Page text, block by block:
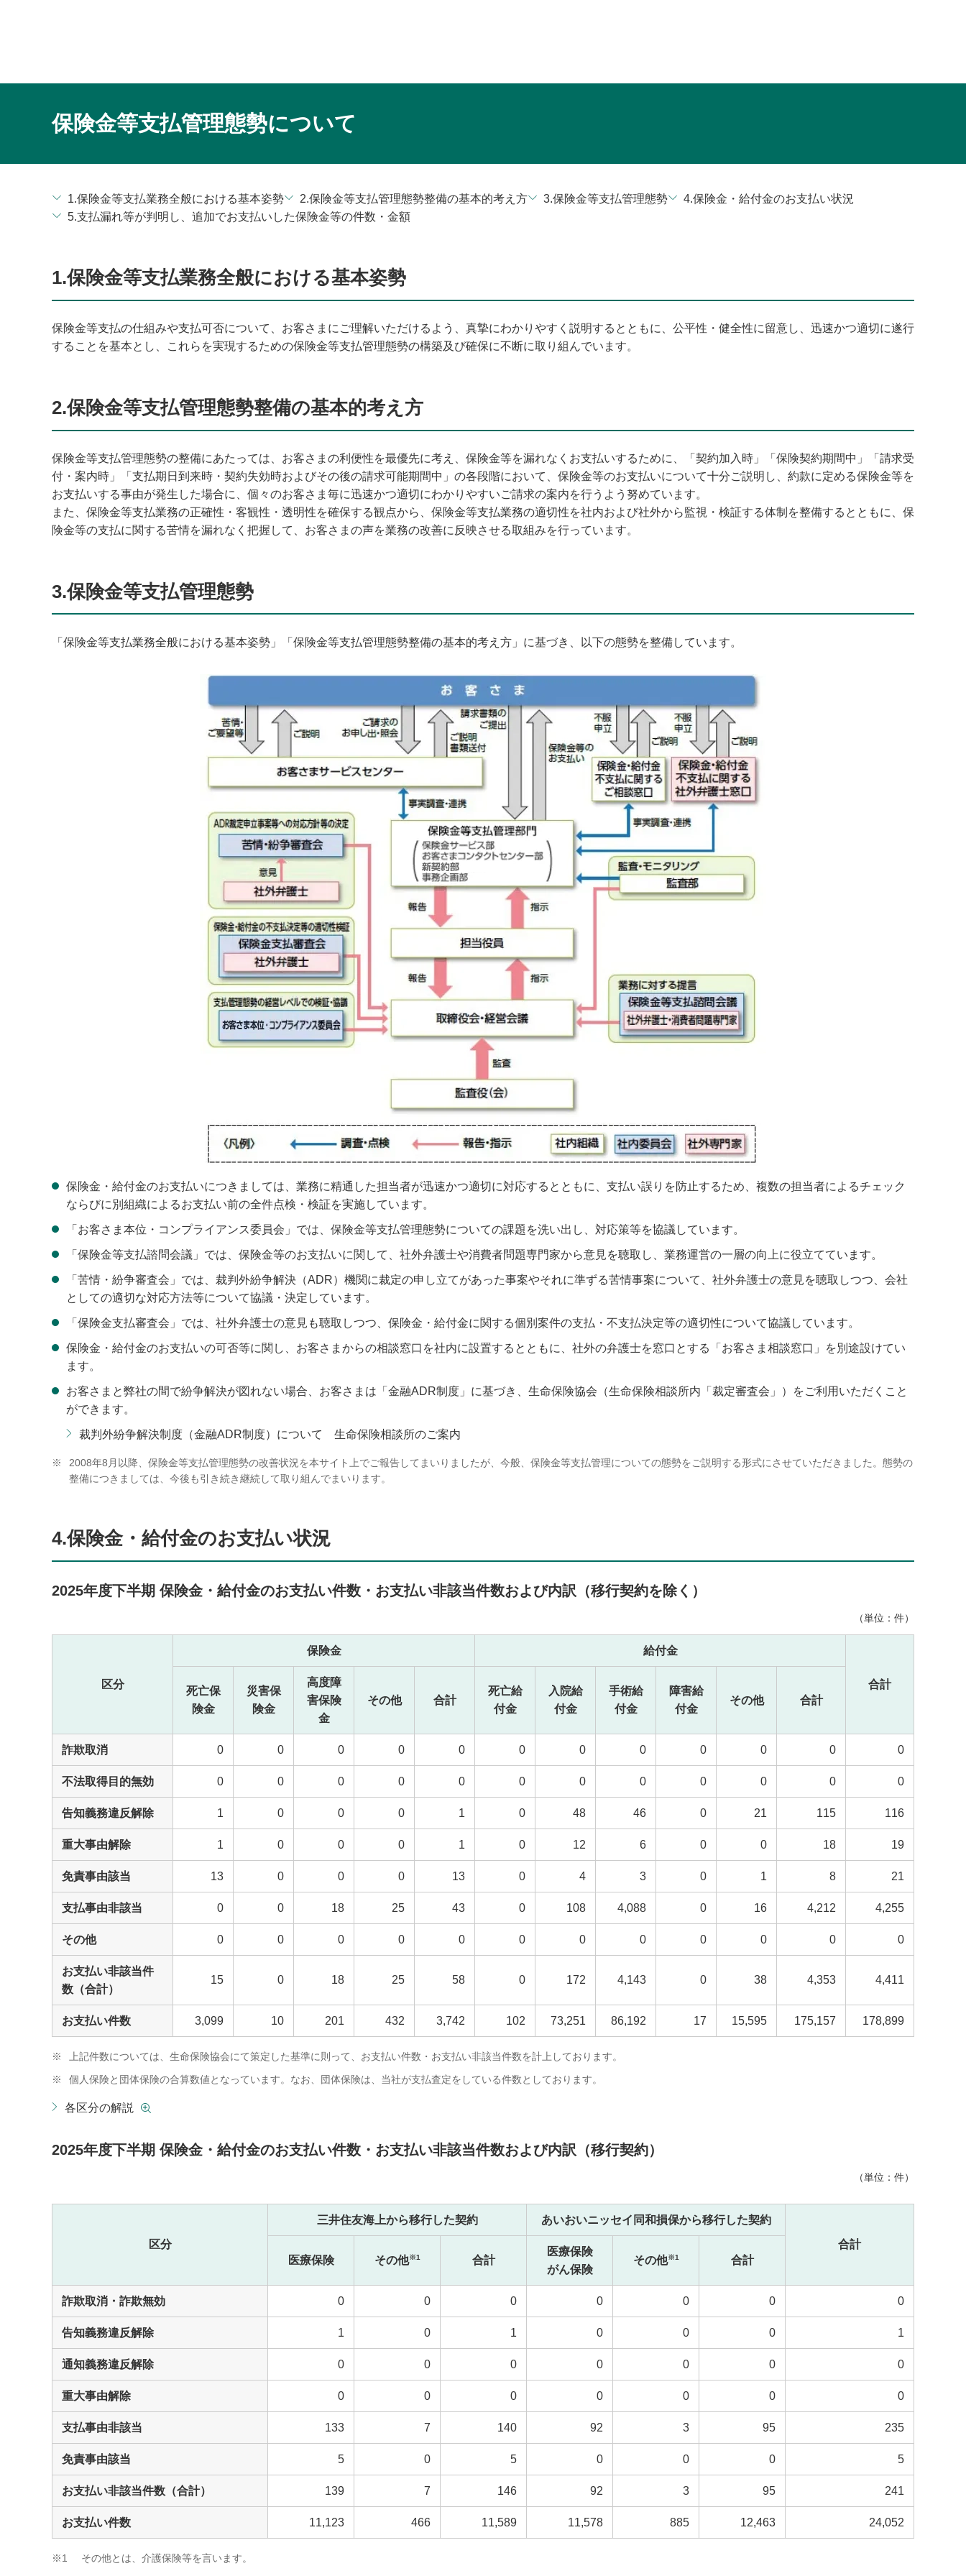
保険金等支払管理態勢について
1.保険金等支払業務全般における基本姿勢 2.保険金等支払管理態勢整備の基本的考え方 3.保険金等支払管理態勢
4.保険金・給付金のお支払い状況
5.支払漏れ等が判明し、追加でお支払いした保険金等の件数・金額
1.保険金等支払業務全般における基本姿勢
保険金等支払の仕組みや支払可否について、お客さまにご理解いただけるよう、真摯にわかりやすく説明するとともに、公平性・健全性に留意し、迅速かつ適切に遂行
することを基本とし、これらを実現するための保険金等支払管理態勢の構築及び確保に不断に取り組んでいます。
2.保険金等支払管理態勢整備の基本的考え方
保険金等支払管理態勢の整備にあたっては、お客さまの利便性を最優先に考え、保険金等を漏れなくお支払いするために、「契約加入時」「保険契約期間中」「請求受
付・案内時」「支払期日到来時・契約失効時およびその後の請求可能期間中」の各段階において、保険金等のお支払いについて十分ご説明し、約款に定める保険金等を
お支払いする事由が発生した場合に、個々のお客さま毎に迅速かつ適切にわかりやすいご請求の案内を行うよう努めています。
また、保険金等支払業務の正確性・客観性・透明性を確保する観点から、保険金等支払業務の適切性を社内および社外から監視・検証する体制を整備するとともに、保
険金等の支払に関する苦情を漏れなく把握して、お客さまの声を業務の改善に反映させる取組みを行っています。
3.保険金等支払管理態勢
「保険金等支払業務全般における基本姿勢」「保険金等支払管理態勢整備の基本的考え方」に基づき、以下の態勢を整備しています。
保険金・給付金のお支払いにつきましては、業務に精通した担当者が迅速かつ適切に対応するとともに、支払い誤りを防止するため、複数の担当者によるチェック
ならびに別組織によるお支払い前の全件点検・検証を実施しています。
「お客さま本位・コンプライアンス委員会」では、保険金等支払管理態勢についての課題を洗い出し、対応策等を協議しています。
「保険金等支払諮問会議」では、保険金等のお支払いに関して、社外弁護士や消費者問題専門家から意見を聴取し、業務運営の一層の向上に役立てています。
「苦情・紛争審査会」では、裁判外紛争解決（ADR）機関に裁定の申し立てがあった事案やそれに準ずる苦情事案について、社外弁護士の意見を聴取しつつ、会社
としての適切な対応方法等について協議・決定しています。
「保険金支払審査会」では、社外弁護士の意見も聴取しつつ、保険金・給付金に関する個別案件の支払・不支払決定等の適切性について協議しています。
保険金・給付金のお支払いの可否等に関し、お客さまからの相談窓口を社内に設置するとともに、社外の弁護士を窓口とする「お客さま相談窓口」を別途設けてい
ます。
お客さまと弊社の間で紛争解決が図れない場合、お客さまは「金融ADR制度」に基づき、生命保険協会（生命保険相談所内「裁定審査会」）をご利用いただくこと
ができます。
裁判外紛争解決制度（金融ADR制度）について 生命保険相談所のご案内
※
2008年8月以降、保険金等支払管理態勢の改善状況を本サイト上でご報告してまいりましたが、今般、保険金等支払管理についての態勢をご説明する形式にさせていただきました。態勢の
整備につきましては、今後も引き続き継続して取り組んでまいります。
4.保険金・給付金のお支払い状況
2025年度下半期 保険金・給付金のお支払い件数・お支払い非該当件数および内訳（移行契約を除く）
（単位：件）
区分
保険金 給付金
合計
死亡保
険金
災害保
険金
高度障
害保険
金
その他 合計
死亡給
付金
入院給
付金
手術給
付金
障害給
付金
その他 合計
詐欺取消 0 0 0 0 0 0 0 0 0 0 0 0
不法取得目的無効 0 0 0 0 0 0 0 0 0 0 0 0
告知義務違反解除 1 0 0 0 1 0 48 46 0 21 115 116
重大事由解除 1 0 0 0 1 0 12 6 0 0 18 19
免責事由該当 13 0 0 0 13 0 4 3 0 1 8 21
支払事由非該当 0 0 18 25 43 0 108 4,088 0 16 4,212 4,255
その他 0 0 0 0 0 0 0 0 0 0 0 0
お支払い非該当件
数（合計）
15 0 18 25 58 0 172 4,143 0 38 4,353 4,411
お支払い件数 3,099 10 201 432 3,742 102 73,251 86,192 17 15,595 175,157 178,899
※
上記件数については、生命保険協会にて策定した基準に則って、お支払い件数・お支払い非該当件数を計上しております。
※
個人保険と団体保険の合算数値となっています。なお、団体保険は、当社が支払査定をしている件数としております。
各区分の解説
2025年度下半期 保険金・給付金のお支払い件数・お支払い非該当件数および内訳（移行契約）
（単位：件）
区分
三井住友海上から移行した契約
あいおいニッセイ同和損保から移行した契約
合計
医療保険
その他※1 合計
医療保険
がん保険
その他※1 合計
詐欺取消・詐欺無効 0 0 0 0 0 0 0
告知義務違反解除 1 0 1 0 0 0 1
通知義務違反解除 0 0 0 0 0 0 0
重大事由解除 0 0 0 0 0 0 0
支払事由非該当 133 7 140 92 3 95 235
免責事由該当 5 0 5 0 0 0 5
お支払い非該当件数（合計） 139 7 146 92 3 95 241
お支払い件数 11,123 466 11,589 11,578 885 12,463 24,052
※1 その他とは、介護保険等を言います。